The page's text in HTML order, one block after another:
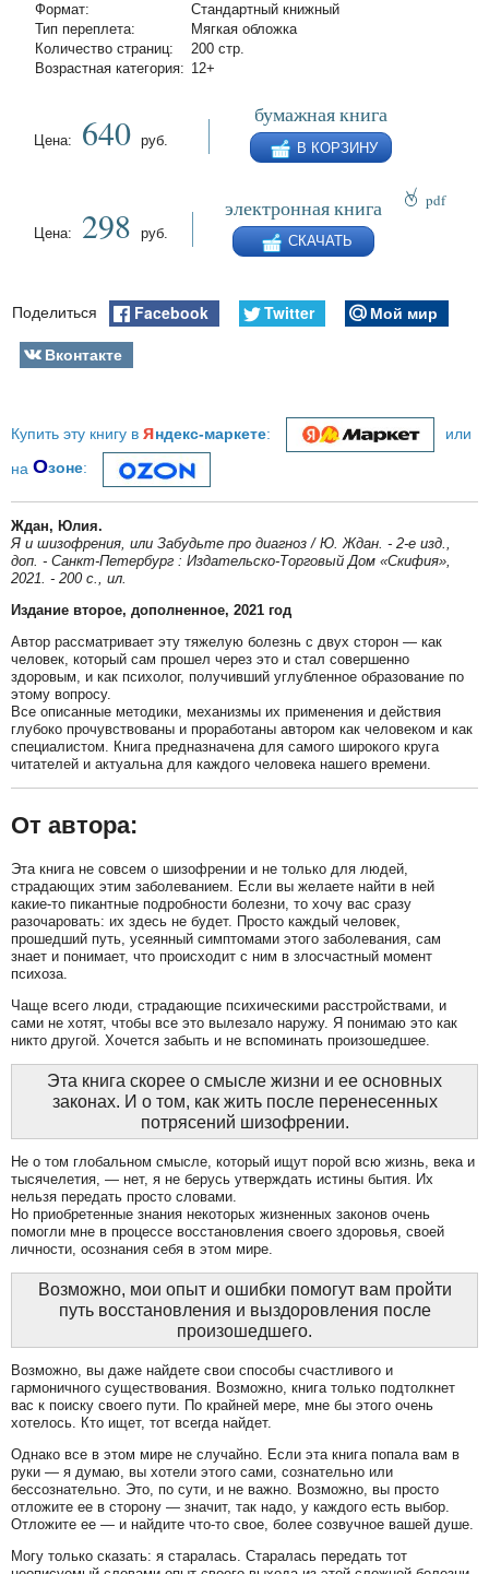
Формат:
Стандартный книжный
Тип переплета:
Мягкая обложка
Количество страниц:
200 стр.
Возрастная категория: 12+
Цена: 640 руб.
бумажная книга
В КОРЗИНУ
Цена: 298 руб.
электронная книга
СКАЧАТЬ
pdf
Поделиться Facebook Twitter
Мой мир
Вконтакте
Купить эту книгу в яндекс-маркете: или
на Озоне:
Ждан, Юлия.
Я и шизофрения, или Забудьте про диагноз / Ю. Ждан. - 2-е изд.,
доп. - Санкт-Петербург : Издательско-Торговый Дом «Скифия»,
2021. - 200 с., ил.
Издание второе, дополненное, 2021 год
Автор рассматривает эту тяжелую болезнь с двух сторон — как
человек, который сам прошел через это и стал совершенно
здоровым, и как психолог, получивший углубленное образование по
этому вопросу.
Все описанные методики, механизмы их применения и действия
глубоко прочувствованы и проработаны автором как человеком и как
специалистом. Книга предназначена для самого широкого круга
читателей и актуальна для каждого человека нашего времени.
От автора:
Эта книга не совсем о шизофрении и не только для людей,
страдающих этим заболеванием. Если вы желаете найти в ней
какие-то пикантные подробности болезни, то хочу вас сразу
разочаровать: их здесь не будет. Просто каждый человек,
прошедший путь, усеянный симптомами этого заболевания, сам
знает и понимает, что происходит с ним в злосчастный момент
психоза.
Чаще всего люди, страдающие психическими расстройствами, и
сами не хотят, чтобы все это вылезало наружу. Я понимаю это как
никто другой. Хочется забыть и не вспоминать произошедшее.
Эта книга скорее о смысле жизни и ее основных
законах. И о том, как жить после перенесенных
потрясений шизофрении.
Не о том глобальном смысле, который ищут порой всю жизнь, века и
тысячелетия, — нет, я не берусь утверждать истины бытия. Их
нельзя передать просто словами.
Но приобретенные знания некоторых жизненных законов очень
помогли мне в процессе восстановления своего здоровья, своей
личности, осознания себя в этом мире.
Возможно, мои опыт и ошибки помогут вам пройти
путь восстановления и выздоровления после
произошедшего.
Возможно, вы даже найдете свои способы счастливого и
гармоничного существования. Возможно, книга только подтолкнет
вас к поиску своего пути. По крайней мере, мне бы этого очень
хотелось. Кто ищет, тот всегда найдет.
Однако все в этом мире не случайно. Если эта книга попала вам в
руки — я думаю, вы хотели этого сами, сознательно или
бессознательно. Это, по сути, и не важно. Возможно, вы просто
отложите ее в сторону — значит, так надо, у каждого есть выбор.
Отложите ее — и найдите что-то свое, более созвучное вашей душе.
Могу только сказать: я старалась. Старалась передать тот